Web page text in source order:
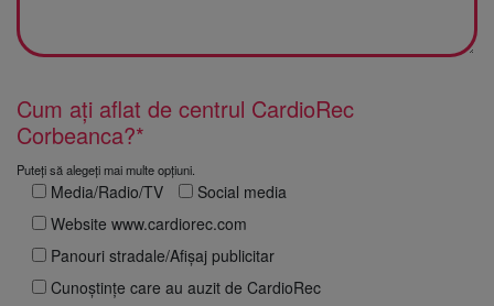
Cum ați aflat de centrul CardioRec
Corbeanca?*
Puteți să alegeți mai multe opțiuni.
Media/Radio/TV
Social media
Website www.cardiorec.com
Panouri stradale/Afișaj publicitar
Cunoștințe care au auzit de CardioRec